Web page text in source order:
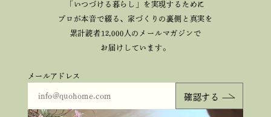
「いつづける暮らし」を実現するために
プロが本音で綴る、家づくりの裏側と真実を
累計読者12,000人のメールマガジンで
お届けしています。
メールアドレス